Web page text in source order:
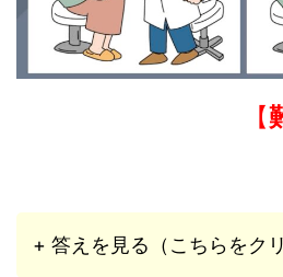
【
+ 答えを見る（こちらをクリ